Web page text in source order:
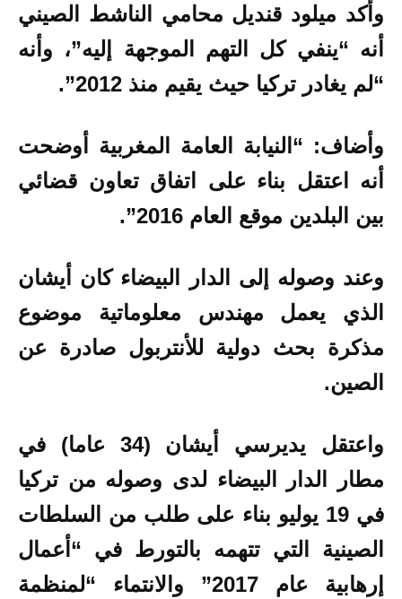
وأكد ميلود قنديل محامي الناشط الصيني
أنه “ينفي كل التهم الموجهة إليه”، وأنه
“لم يغادر تركيا حيث يقيم منذ 2012”.
وأضاف: “النيابة العامة المغربية أوضحت
أنه اعتقل بناء على اتفاق تعاون قضائي
بين البلدين موقع العام 2016”.
وعند وصوله إلى الدار البيضاء كان أيشان
الذي يعمل مهندس معلوماتية موضوع
مذكرة بحث دولية للأنتربول صادرة عن
الصين.
واعتقل يديرسي أيشان (34 عاما) في
مطار الدار البيضاء لدى وصوله من تركيا
في 19 يوليو بناء على طلب من السلطات
الصينية التي تتهمه بالتورط في “أعمال
إرهابية عام 2017” والانتماء “لمنظمة